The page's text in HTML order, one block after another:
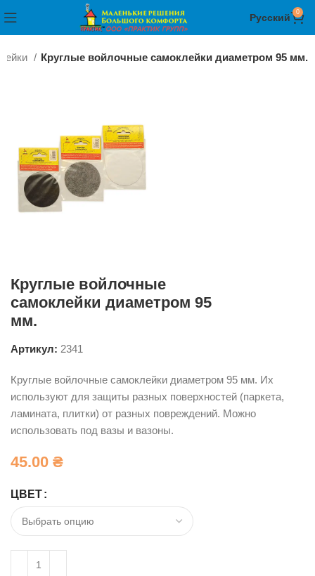
Русский 0
Круглые войлочные самоклейки диаметром 95 мм.
Круглые войлочные
самоклейки диаметром 95
мм.
Артикул: 2341
Круглые войлочные самоклейки диаметром 95 мм. Их
используют для защиты разных поверхностей (паркета,
ламината, плитки) от разных повреждений. Можно
использовать под вазы и вазоны.
45.00₴
ЦВЕТ